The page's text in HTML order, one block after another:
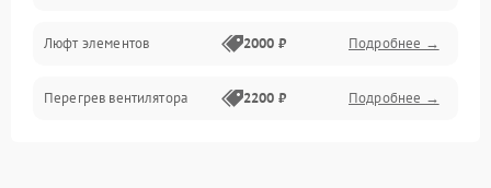
Люфт элементов 2000 ₽ Подробнее →
Перегрев вентилятора 2200 ₽ Подробнее →